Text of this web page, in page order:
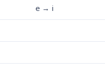
e → i